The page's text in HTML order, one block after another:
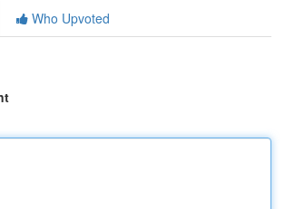
Who Upvoted